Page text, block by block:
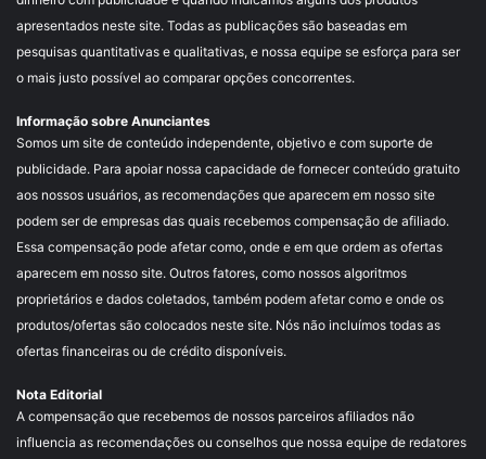
apresentados neste site. Todas as publicações são baseadas em
pesquisas quantitativas e qualitativas, e nossa equipe se esforça para ser
o mais justo possível ao comparar opções concorrentes.
Informação sobre Anunciantes
Somos um site de conteúdo independente, objetivo e com suporte de
publicidade. Para apoiar nossa capacidade de fornecer conteúdo gratuito
aos nossos usuários, as recomendações que aparecem em nosso site
podem ser de empresas das quais recebemos compensação de afiliado.
Essa compensação pode afetar como, onde e em que ordem as ofertas
aparecem em nosso site. Outros fatores, como nossos algoritmos
proprietários e dados coletados, também podem afetar como e onde os
produtos/ofertas são colocados neste site. Nós não incluímos todas as
ofertas financeiras ou de crédito disponíveis.
Nota Editorial
A compensação que recebemos de nossos parceiros afiliados não
influencia as recomendações ou conselhos que nossa equipe de redatores